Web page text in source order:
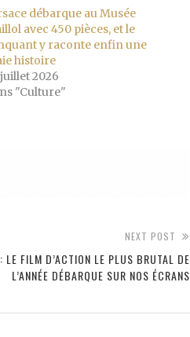
débarque au Musée
avec 450 pièces, et le
y raconte enfin une
histoire
2026
"Culture"
NEXT POST
LE FILM D’ACTION LE PLUS BRUTAL DE
L’ANNÉE DÉBARQUE SUR NOS ÉCRANS